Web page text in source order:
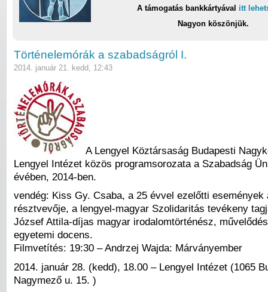
A támogatás bankkártyával itt
Nagyon köszönjük.
Történelemórák a szabadságról I.
2014. január 21. kedd, 12:43
A Lengyel Köztársaság Budapesti
Lengyel Intézet közös programsorozata a Szabadság
évében, 2014-ben.
vendég: Kiss Gy. Csaba, a 25 évvel ezelőtti események
résztvevője, a lengyel-magyar Szolidaritás tevékeny
József Attila-díjas magyar irodalomtörténész,
egyetemi docens.
Filmvetítés: 19:30 – Andrzej Wajda: Márványember
2014. január 28. (kedd), 18.00 – Lengyel Intézet (1065
Nagymező u. 15. )